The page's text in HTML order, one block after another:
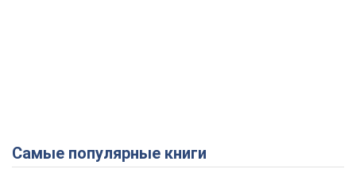
Самые популярные книги